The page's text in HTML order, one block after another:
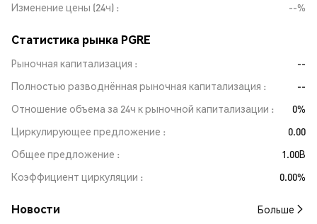
Изменение цены (24ч)
--%
Статистика рынка PGRE
Рыночная капитализация
--
Полностью разводнённая рыночная капитализация
--
Отношение объема за 24ч к рыночной капитализации
0%
Циркулирующее предложение
0.00
Общее предложение
1.00B
Коэффициент циркуляции
0.00%
Новости Больше